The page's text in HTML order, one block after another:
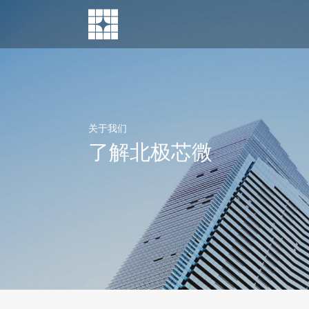
dToF传感器模组-DTS6010
消费电子
敏捷而高效，为用户提供更好的交互体验
汽车电子
独具“慧眼” ，为智慧出行提供强大支撑
安防监控
看得更清，全方位守护人员和财产安全
智能家居
智慧无处不在，为你打造方便的生活环境
智能工业
助力智能制造新时代
消费电子 汽
ABOUT US
了解北极芯微
NEWS
见证我们前进的脚步
关于我们
了解北极芯微